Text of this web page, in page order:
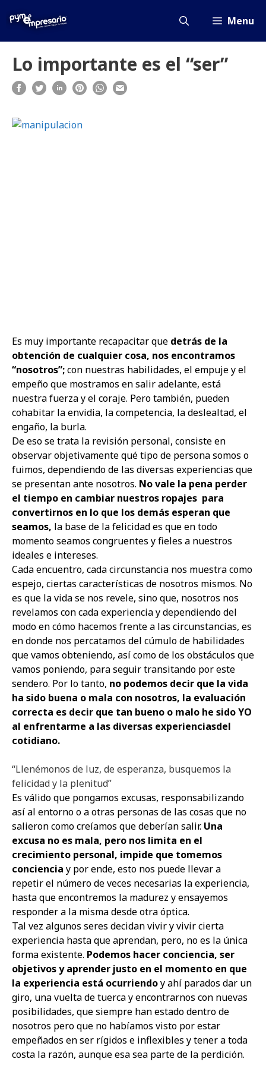
Menu
Lo importante es el “ser”
Es muy importante recapacitar que detrás de la
obtención de cualquier cosa, nos encontramos
“nosotros”;con nuestras habilidades, el empuje y el
empeño que mostramos en salir adelante, está
nuestra fuerza y el coraje. Pero también, pueden
cohabitar la envidia, la competencia, la deslealtad, el
engaño, la burla.
De eso se trata la revisión personal, consiste en
observar objetivamente qué tipo de persona somos o
fuimos, dependiendo de las diversas experiencias que
se presentan ante nosotros. No vale la pena perder
el tiempo en cambiar nuestros ropajes para
convertirnos en lo que los demás esperan que
seamos, la base de la felicidad es que en todo
momento seamos congruentes y fieles a nuestros
ideales e intereses.
Cada encuentro, cada circunstancia nos muestra como
espejo, ciertas características de nosotros mismos. No
es que la vida se nos revele, sino que, nosotros nos
revelamos con cada experiencia y dependiendo del
modo en cómo hacemos frente a las circunstancias, es
en donde nos percatamos del cúmulo de habilidades
que vamos obteniendo, así como de los obstáculos que
vamos poniendo, para seguir transitando por este
sendero. Por lo tanto, no podemos decir que la vida
ha sido buena o mala con nosotros, la evaluación
correcta es decir que tan bueno o malo he sido YO
al enfrentarme a las diversas experienciasdel
cotidiano.
“Llenémonos de luz, de esperanza, busquemos la
felicidad y la plenitud”
Es válido que pongamos excusas, responsabilizando
así al entorno o a otras personas de las cosas que no
salieron como creíamos que deberían salir. Una
excusa no es mala, pero nos limita en el
crecimiento personal, impide que tomemos
conciencia y por ende, esto nos puede llevar a
repetir el número de veces necesarias la experiencia,
hasta que encontremos la madurez y ensayemos
responder a la misma desde otra óptica.
Tal vez algunos seres decidan vivir y vivir cierta
experiencia hasta que aprendan, pero, no es la única
forma existente. Podemos hacer conciencia, ser
objetivos y aprender justo en el momento en que
la experiencia está ocurriendoy ahí parados dar un
giro, una vuelta de tuerca y encontrarnos con nuevas
posibilidades, que siempre han estado dentro de
nosotros pero que no habíamos visto por estar
empeñados en ser rígidos e inflexibles y tener a toda
costa la razón, aunque esa sea parte de la perdición.